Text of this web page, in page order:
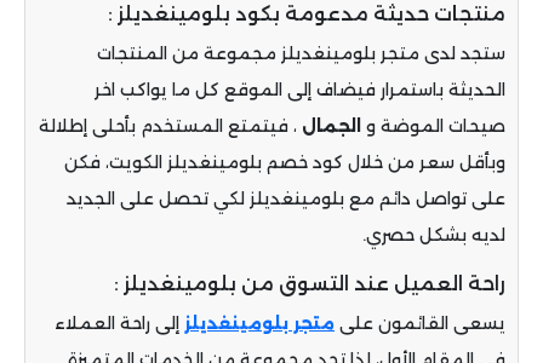
منتجات حديثة مدعومة بكود بلومينغديلز :
ستجد لدى متجر بلومينغديلز مجموعة من المنتجات
الحديثة باستمرار فيضاف إلى الموقع كل ما يواكب اخر
صيحات الموضة و
الجمال ، فيتمتع المستخدم بأحلى إطلالة
وبأقل سعر من خلال كود خصم بلومينغديلز الكويت، فكن
على تواصل دائم مع بلومينغديلز لكي تحصل على الجديد
لديه بشكل حصري.
راحة العميل عند التسوق من بلومينغديلز :
يسعى القائمون على متجر بلومينغديلز إلى راحة العملاء